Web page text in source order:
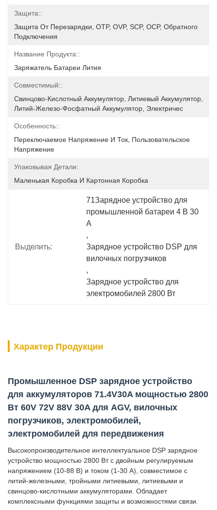
Защита::
Защита От Перезарядки, OTP, OVP, SCP, OCP, Обратного
Подключения
Название Продукта::
Заряжатель Батареи Лития
Совместимый::
Свинцово-Кислотный Аккумулятор, Литиевый Аккумулятор,
Литий-Железо-Фосфатный Аккумулятор, Электричес
Особенность::
Переключаемое Напряжение И Ток, Пользовательское
Напряжение
Упаковывая Детали:
Маленькая Коробка И Картонная Коробка
Выделить:
71Зарядное устройство для
промышленной батареи 4 В 30
А
,
Зарядное устройство DSP для
вилочных погрузчиков
,
Зарядное устройство для
электромобилей 2800 Вт
Характер Продукции
Промышленное DSP зарядное устройство
для аккумуляторов 71.4V30A мощностью 2800
Вт 60V 72V 88V 30A для AGV, вилочных
погрузчиков, электромобилей,
электромобилей для передвижения
Высокопроизводительное интеллектуальное DSP зарядное
устройство мощностью 2800 Вт с двойным регулируемым
напряжением (10-88 В) и током (1-30 А), совместимое с
литий-железными, тройными литиевыми, литиевыми и
свинцово-кислотными аккумуляторами. Обладает
комплексными функциями защиты и возможностями связи.